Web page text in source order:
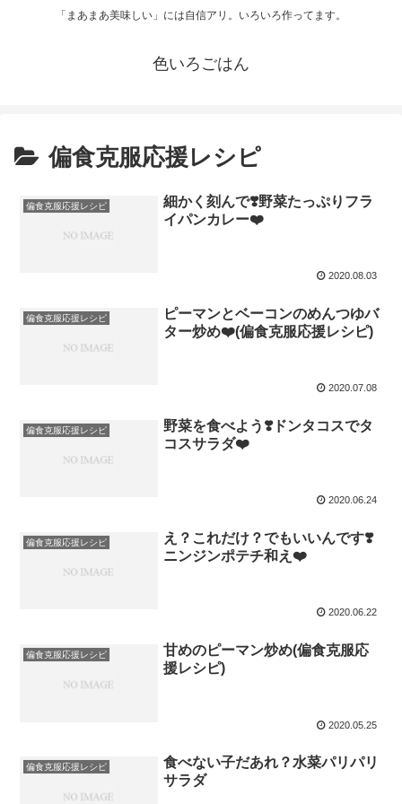
「まあまあ美味しい」には自信アリ。いろいろ作ってます。
色いろごはん
偏食克服応援レシピ
偏食克服応援レシピ
細かく刻んで❣️野菜たっぷりフラ
イパンカレー❤️
2020.08.03
偏食克服応援レシピ
ピーマンとベーコンのめんつゆバ
ター炒め❤️(偏食克服応援レシピ)
2020.07.08
偏食克服応援レシピ
野菜を食べよう❣️ドンタコスでタ
コスサラダ❤️
2020.06.24
偏食克服応援レシピ
え？これだけ？でもいいんです❣️
ニンジンポテチ和え❤️
2020.06.22
偏食克服応援レシピ
甘めのピーマン炒め(偏食克服応
援レシピ)
2020.05.25
偏食克服応援レシピ
食べない子だあれ？水菜パリパリ
サラダ